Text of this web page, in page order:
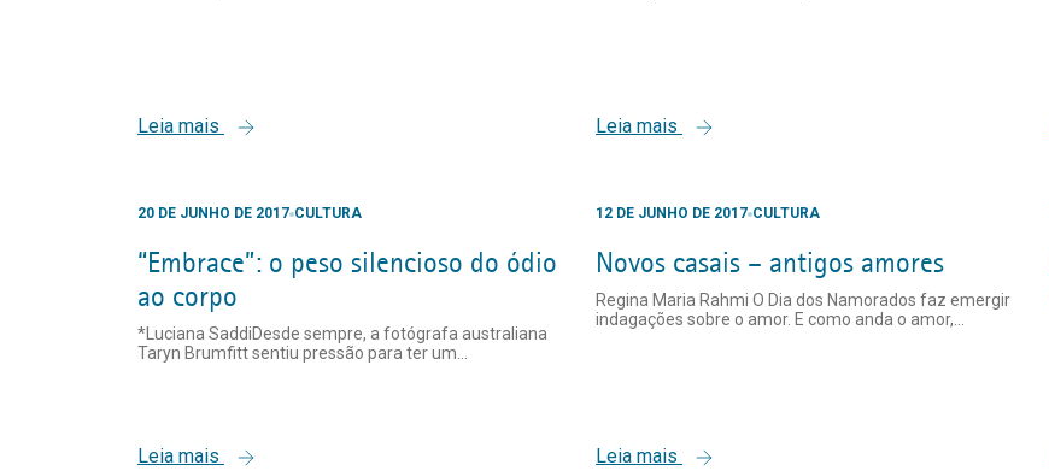
Leia mais Leia mais
20 DE JUNHO DE 2017 CULTURA
“Embrace”: o peso silencioso do ódio
ao corpo
*Luciana SaddiDesde sempre, a fotógrafa australiana
Taryn Brumfitt sentiu pressão para ter um...
Leia mais
12 DE JUNHO DE 2017 CULTURA
Novos casais – antigos amores
Regina Maria Rahmi O Dia dos Namorados faz emergir
indagações sobre o amor. E como anda o amor,...
Leia mais